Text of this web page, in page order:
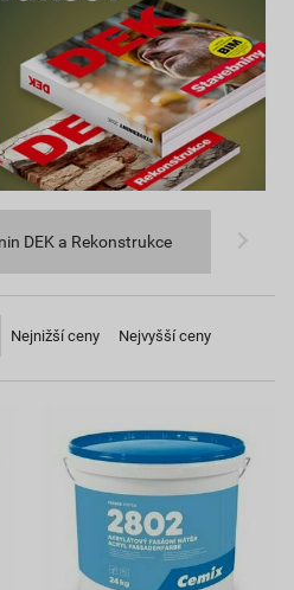
DEK a Rekonstrukce
Nejnižší ceny Nejvyšší ceny